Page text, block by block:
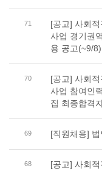
71
[공고] 사회
사업 경기권
용 공고(~9/8)
70
[공고] 사회
사업 참여인
집 최종합격
69 [직원채용]
68
[공고] 사회